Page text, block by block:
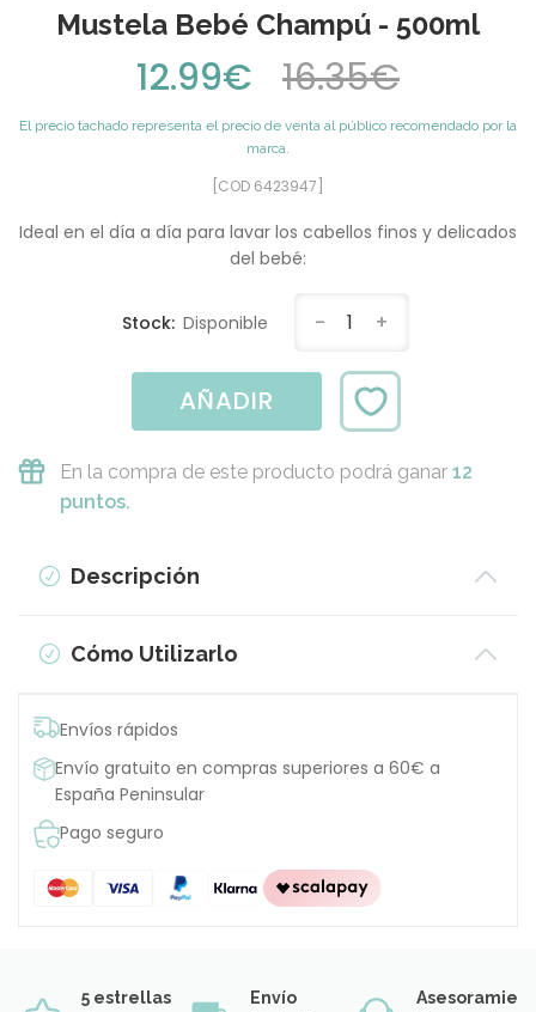
Mustela Bebé Champú - 500ml
12.99€ 16.35€
El precio tachado representa el precio de venta al público recomendado por la
marca.
[COD 6423947]
Ideal en el día a día para lavar los cabellos finos y delicados
del bebé:
Stock: Disponible - 1 +
AÑADIR
En la compra de este producto podrá ganar 12
puntos.
Descripción
Cómo Utilizarlo
Envíos rápidos
Envío gratuito en compras superiores a 60€ a
España Peninsular
Pago seguro
5 estrellas
Envío